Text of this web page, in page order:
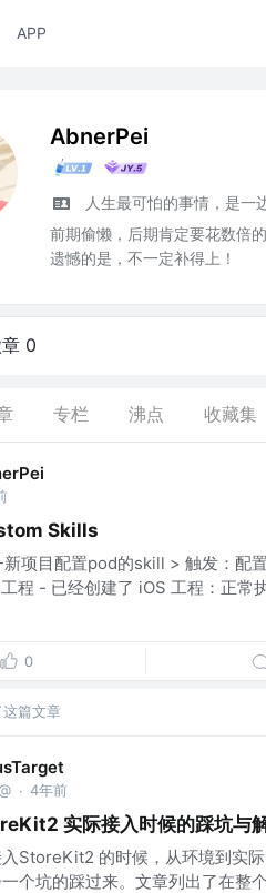
APP
AbnerPei
人生最可怕的事情，是一
前期偷懒，后期肯定要花数倍
遗憾的是，不一定补得上！
0
专栏 沸点 收藏集
Skills
项目配置pod的skill > 触发：配
程 - 已经创建了 iOS 工程：正常
0
篇文章
· 4年前
实际接入时候的踩坑与
StoreKit2 的时候，从环境到实
个坑的踩过来。文章列出了在整